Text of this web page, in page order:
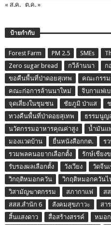
« ส.ค. ต.ค. »
ป้ายกำกับ
Forest Farm PM 2.5 SMEs
Zero sugar bread
กวีล้านนา ก
ขอคืนพื้นที่ป่าดอยสุเทพ
คณะกรร
คณะก่อการล้านนาใหม่
จิบกาแฟเบ
จุดเสี่ยงในชุมชน
ชัยภูมิ ป่าแส
ทวงคืนพื้นที่ป่าดอยสุเทพ
ธรรมนูญ
นวัตกรรมอาหารคุณค่าสูง
น้ำมันแ
มองแวดบ้าน
ยื่นหนังสือกกต.
ร
รวมพลคนอยากเลือกตั้ง
รักษ์เชียง
รับรองผลเลือกตั้ง
วังเวียง วัดจีน
วิกฤติหมอกควัน
วิกฤติหมอกควันไ
วิสามัญฆาตกรรม
สภากาแฟ ส
สสส.สำนัก 6
สังคมสุขภาวะ
สา
สิ้นแสงดาว
สื่อสร้างสรรค์ หมอ